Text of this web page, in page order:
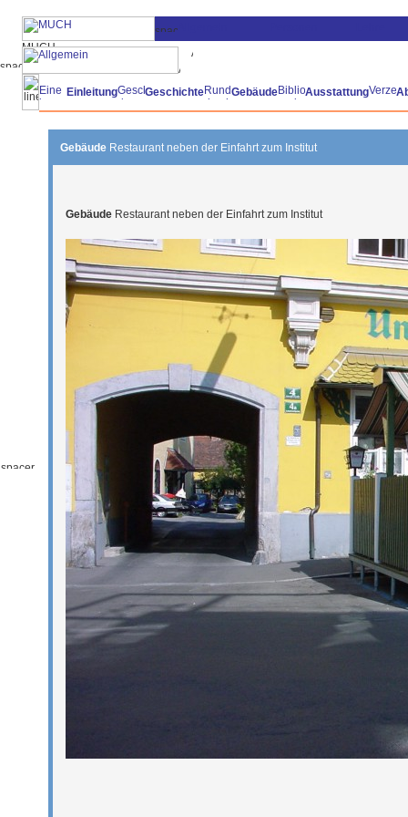
Einleitung Geschichte Gebäude Ausstattung
Gebäude Restaurant neben der Einfahrt zum Institut
Gebäude Restaurant neben der Einfahrt zum Institut